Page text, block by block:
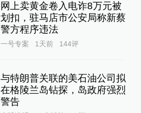
网上卖黄金卷入电诈8万元被
划扣，驻马店市公安局称新蔡
警方程序违法
一号专案 1天前 144评
与特朗普关联的美石油公司拟
在格陵兰岛钻探，岛政府强烈
警告